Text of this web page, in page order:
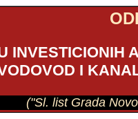
INVESTICIONIH
I
("Sl. list Grada